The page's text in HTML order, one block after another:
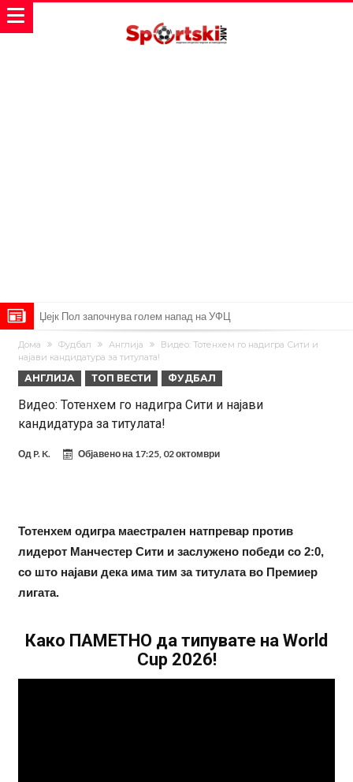
Џејк Пол започнува голем напад на УФЦ
Прекините за хидрација станаа бизнис: ФИФА не планира да ги
укине
Француски судија обвинет за семејно насилство – му се заканува
повлекуваат, а Зверев веднаш се „распадна“
Реал Мадрид донесе одлука: Eндрик заминува во Премиер
лигата!
(ФОТО) Тажна вест од Аргентина: Голема загуба во семејството
Атлетико?!
Инфантино имал љубовница: Испливаа скандалозни
информации, добивала пари од УЕФА
Ромеро се согласи на условите со Атлетико
Дома Фудбал Англија
Видеo: Тотенхем го надигра Сити и
најави кандидатура за титулата!
АНГЛИЈА ТОП ВЕСТИ ФУДБАЛ
Видеo: Тотенхем го надигра Сити и најави
кандидатура за титулата!
Од P. K. Објавено на 17:25, 02 октомври
Тотенхем одигра маестрален натпревар против
лидерот Манчестер Сити и заслужено победи со 2:0,
со што најави дека има тим за титулата во Премиер
лигата.
Како ПАМЕТНО да типувате на World
Cup 2026!